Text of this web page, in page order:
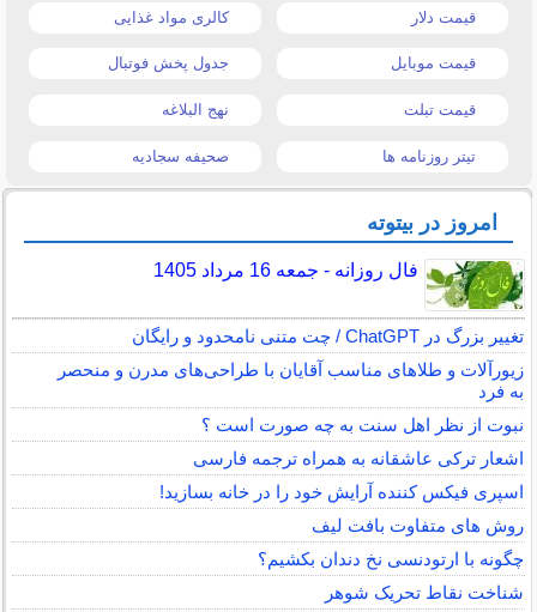
قیمت دلار کالری مواد غذایی
قیمت موبایل جدول پخش فوتبال
قیمت تبلت نهج البلاغه
تیتر روزنامه ها صحیفه سجادیه
امروز در بیتوته
فال روزانه - جمعه 16 مرداد 1405
تغییر بزرگ در ChatGPT / چت متنی نامحدود و رایگان
زیورآلات و طلاهای مناسب آقایان با طراحی‌های مدرن و منحصر
به فرد
نبوت از نظر اهل سنت به چه صورت است ؟
اشعار ترکی عاشقانه به همراه ترجمه فارسی
اسپری فیکس کننده آرایش خود را در خانه بسازید!
روش های متفاوت بافت لیف
چگونه با ارتودنسی نخ دندان بکشیم؟
شناخت نقاط تحریک شوهر